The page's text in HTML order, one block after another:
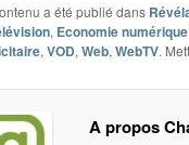
a été publié dans
, Economie numérique,
, VOD, Web, WebTV.
A propos